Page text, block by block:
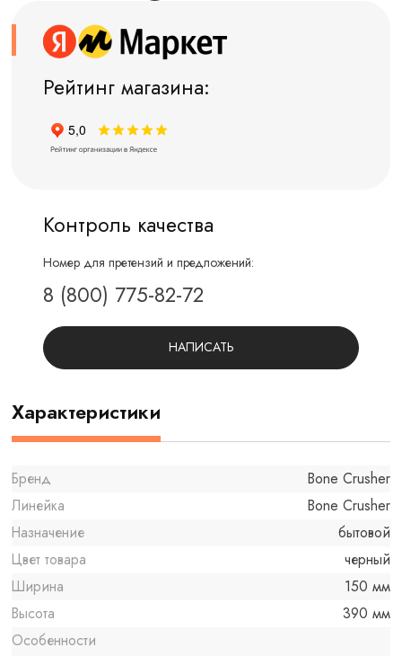
Рейтинг магазина:
Контроль качества
Номер для претензий и предложений:
8 (800) 775-82-72
НАПИСАТЬ
Характеристики
Бренд
Bone Crusher
Линейка
Bone Crusher
Назначение
бытовой
Цвет товара
черный
Ширина
150 мм
Высота
390 мм
Особенности